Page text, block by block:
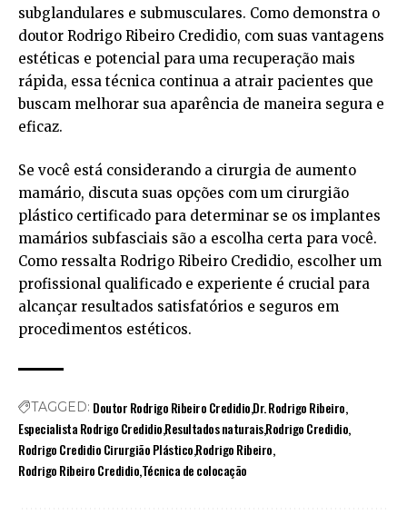
subglandulares e submusculares. Como demonstra o
doutor Rodrigo Ribeiro Credidio, com suas vantagens
estéticas e potencial para uma recuperação mais
rápida, essa técnica continua a atrair pacientes que
buscam melhorar sua aparência de maneira segura e
eficaz.
Se você está considerando a cirurgia de aumento
mamário, discuta suas opções com um cirurgião
plástico certificado para determinar se os implantes
mamários subfasciais são a escolha certa para você.
Como ressalta Rodrigo Ribeiro Credidio, escolher um
profissional qualificado e experiente é crucial para
alcançar resultados satisfatórios e seguros em
procedimentos estéticos.
TAGGED: Doutor Rodrigo Ribeiro CredidioDr. Rodrigo Ribeiro
Especialista Rodrigo CredidioResultados naturaisRodrigo Credidio
Rodrigo Credidio Cirurgião PlásticoRodrigo Ribeiro
Rodrigo Ribeiro CredidioTécnica de colocação